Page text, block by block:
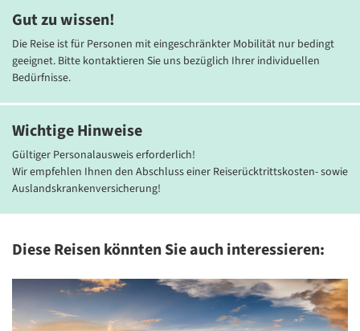
Gäste, die Erholung und Komfort suchen.
Wichtige Hinweise
Gültiger Personalausweis erforderlich!
Wir empfehlen Ihnen den Abschluss einer Reiserücktrittskosten- sowie
Auslandskrankenversicherung!
Gut zu wissen!
Die Reise ist für Personen mit eingeschränkter Mobilität nur bedingt
geeignet. Bitte kontaktieren Sie uns bezüglich Ihrer individuellen
Bedürfnisse.
Diese Reisen könnten Sie auch interessieren: